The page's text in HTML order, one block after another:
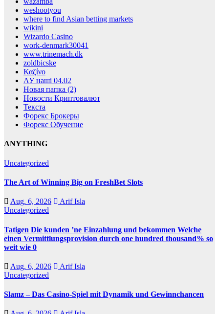
weshootyou
where to find Asian betting markets
wikini
Wizardo Casino
work-denmark30041
www.trinemach.dk
zoldbicske
Καζίνο
АУ наші 04.02
Новая папка (2)
Новости Криптовалют
Текста
Форекс Брокеры
Форекс Обучение
ANYTHING
Uncategorized
The Art of Winning Big on FreshBet Slots
Aug. 6, 2026
Arif Isla
Uncategorized
Tatigen Die kunden ’ne Einzahlung und bekommen Welche
einen Vermittlungsprovision durch one hundred thousand% so
weit wie 0
Aug. 6, 2026
Arif Isla
Uncategorized
Slamz – Das Casino-Spiel mit Dynamik und Gewinnchancen